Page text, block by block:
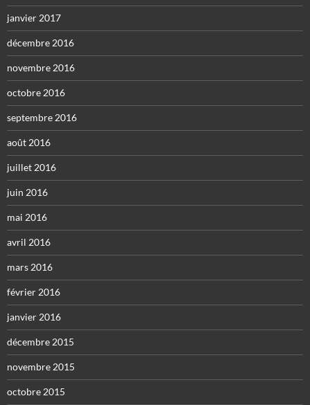
janvier 2017
décembre 2016
novembre 2016
octobre 2016
septembre 2016
août 2016
juillet 2016
juin 2016
mai 2016
avril 2016
mars 2016
février 2016
janvier 2016
décembre 2015
novembre 2015
octobre 2015